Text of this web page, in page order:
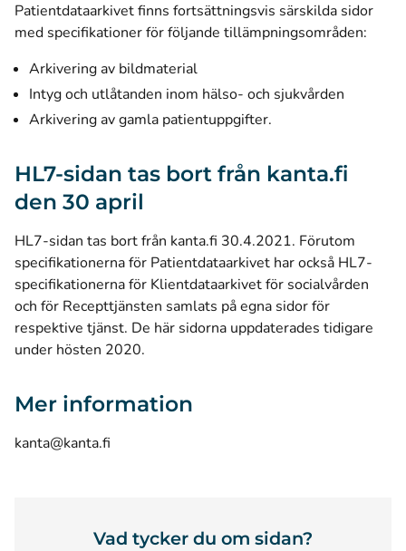
Patientdataarkivet finns fortsättningsvis särskilda sidor
med specifikationer för följande tillämpningsområden:
Arkivering av bildmaterial
Intyg och utlåtanden inom hälso- och sjukvården
Arkivering av gamla patientuppgifter.
HL7-sidan tas bort från kanta.fi
den 30 april
HL7-sidan tas bort från kanta.fi 30.4.2021. Förutom
specifikationerna för Patientdataarkivet har också HL7-
specifikationerna för Klientdataarkivet för socialvården
och för Recepttjänsten samlats på egna sidor för
respektive tjänst. De här sidorna uppdaterades tidigare
under hösten 2020.
Mer information
kanta@kanta.fi
Vad tycker du om sidan?